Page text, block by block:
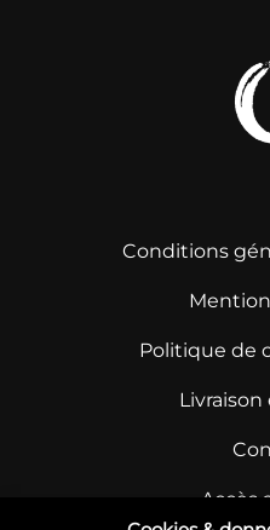
Conditions
Politique de
Accès